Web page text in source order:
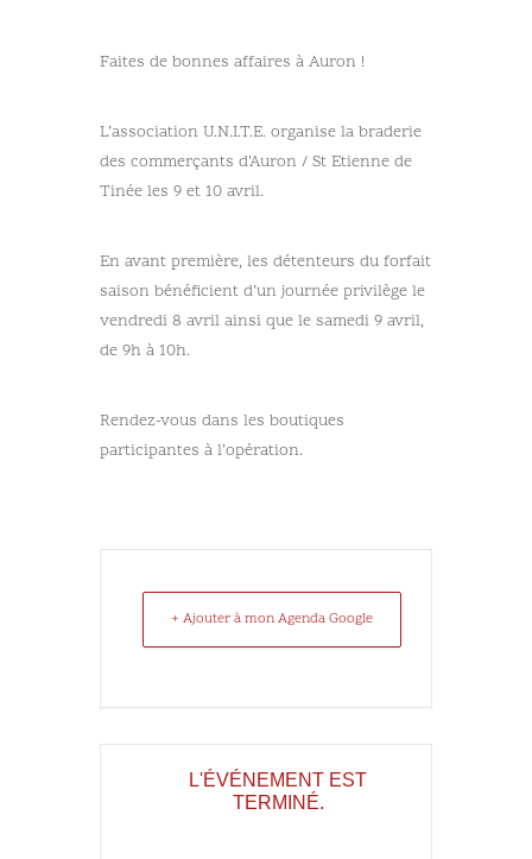
Faites de bonnes affaires à Auron !
L’association U.N.I.T.E. organise la braderie
des commerçants d’Auron / St Etienne de
Tinée les 9 et 10 avril.
En avant première, les détenteurs du forfait
saison bénéficient d’un journée privilège le
vendredi 8 avril ainsi que le samedi 9 avril,
de 9h à 10h.
Rendez-vous dans les boutiques
participantes à l’opération.
+ Ajouter à mon Agenda Google
L'ÉVÉNEMENT EST
TERMINÉ.